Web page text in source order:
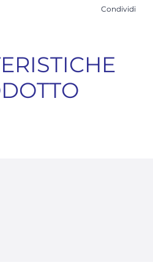
Condividi